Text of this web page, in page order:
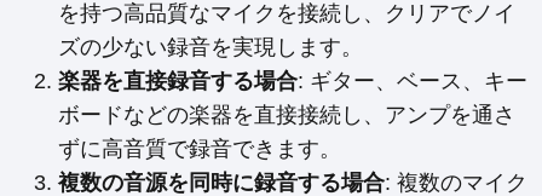
を持つ高品質なマイクを接続し、クリアでノイ
ズの少ない録音を実現します。
楽器を直接録音する場合: ギター、ベース、キー
ボードなどの楽器を直接接続し、アンプを通さ
ずに高音質で録音できます。
複数の音源を同時に録音する場合: 複数のマイク